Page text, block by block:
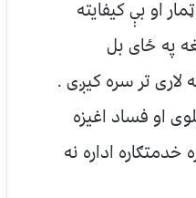
او بې کیفایته
په ځای بل
لاری تر سره کیږی .
او فساد اغیزه
اداره نه